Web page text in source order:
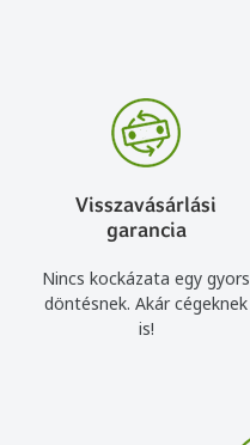
Visszavásárlási
garancia
Nincs kockázata egy gyors
döntésnek. Akár cégeknek
is!